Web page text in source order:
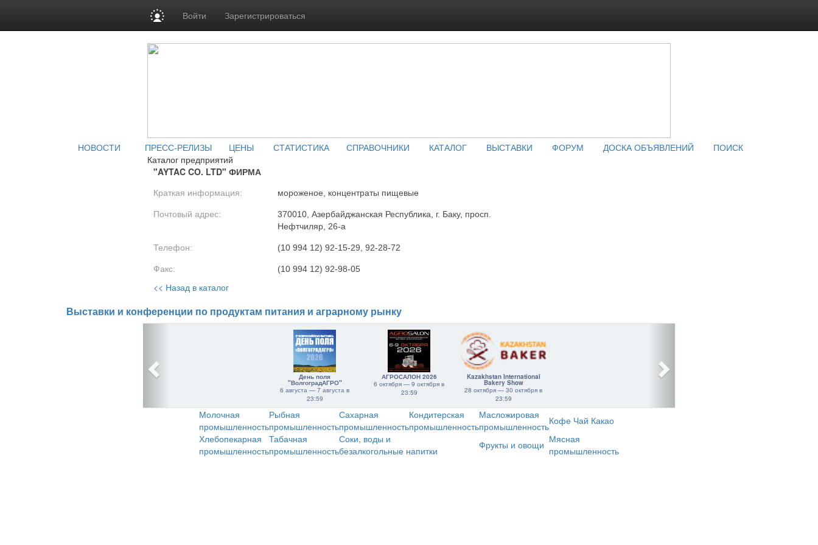
Войти Зарегистрироваться
НОВОСТИ ПРЕСС-РЕЛИЗЫ ЦЕНЫ СТАТИСТИКА СПРАВОЧНИКИ КАТАЛОГ ВЫСТАВКИ ФОРУМ ДОСКА ОБЪЯВЛЕНИЙ
ПОИСК
Каталог предприятий
"AYTAC CO. LTD" ФИРМА
Краткая информация: мороженое, концентраты пищевые
Почтовый адрес:
370010, Азербайджанская Республика, г. Баку, просп.
Нефтчиляр, 26-а
Телефон: (10 994 12) 92-15-29, 92-28-72
Факс: (10 994 12) 92-98-05
<< Назад в каталог
Выставки и конференции по продуктам питания и аграрному рынку
День поля
"ВолгоградАГРО"
6 августа — 7 августа в
23:59
АГРОСАЛОН 2026
6 октября — 9 октября в
23:59
Kazakhstan International
Bakery Show
28 октября — 30 октября в
23:59
Молочная
промышленность
Рыбная
промышленность
Сахарная
промышленность
Кондитерская
промышленность
Масложировая
промышленностьКофе Чай Какао
Хлебопекарная
промышленность
Табачная
промышленность
Соки, воды и
безалкогольные напитки
Фрукты и овощи Мясная
промышленность